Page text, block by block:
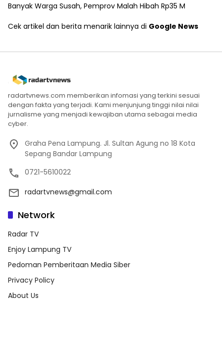
Banyak Warga Susah, Pemprov Malah Hibah Rp35 M
Cek artikel dan berita menarik lainnya di Google News
radartvnews.com memberikan infomasi yang terkini sesuai
dengan fakta yang terjadi. Kami menjunjung tinggi nilai nilai
jurnalisme yang menjadi kewajiban utama sebagai media
cyber.
Graha Pena Lampung. Jl. Sultan Agung no 18 Kota
Sepang Bandar Lampung
0721-5610022
radartvnews@gmail.com
Network
Radar TV
Enjoy Lampung TV
Pedoman Pemberitaan Media Siber
Privacy Policy
About Us